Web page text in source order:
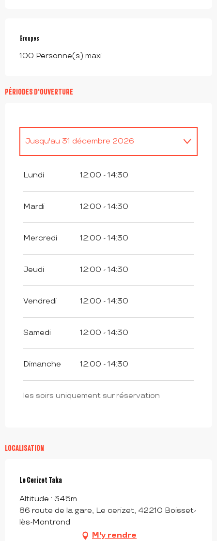
Groupes
Groupes
100 Personne(s) maxi
PÉRIODES D'OUVERTURE
Jusqu'au 31 décembre 2026
Lundi 12:00 - 14:30
Mardi 12:00 - 14:30
Mercredi 12:00 - 14:30
Jeudi 12:00 - 14:30
Vendredi 12:00 - 14:30
Samedi 12:00 - 14:30
Dimanche 12:00 - 14:30
les soirs uniquement sur réservation
LOCALISATION
Le Cerizet Taka
Altitude : 345m
86 route de la gare, Le cerizet, 42210 Boisset-
lès-Montrond
M'y rendre